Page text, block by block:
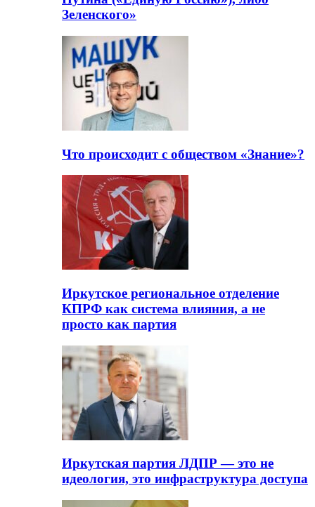
Зеленского»
Что происходит с обществом «Знание»?
Иркутское региональное отделение
КПРФ как система влияния, а не
просто как партия
Иркутская партия ЛДПР — это не
идеология, это инфраструктура доступа